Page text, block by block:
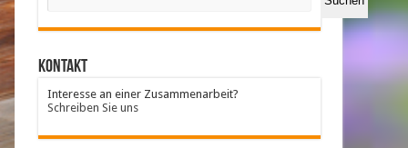
Kontakt
Interesse an einer Zusammenarbeit?
Schreiben Sie uns